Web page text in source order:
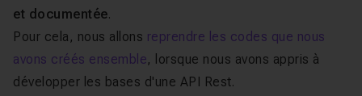
et documentée.
Pour cela, nous allons reprendre les codes que nous
avons créés ensemble, lorsque nous avons appris à
développer les bases d'une API Rest.